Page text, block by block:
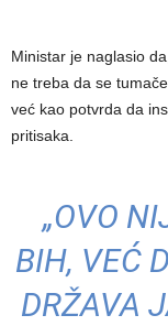
Ministar je naglasio
ne treba da se
već kao potvrda da
pritisaka.
„OVO
BIH, VEĆ
DRŽAVA